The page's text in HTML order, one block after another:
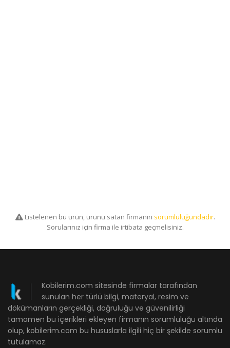
Listelenen bu ürün, ürünü satan firmanın sorumluluğundadır.
Sorularınız için firma ile irtibata geçmelisiniz.
Kobilerim.com sitesinde firmalar tarafından
sunulan her türlü bilgi, materyal, resim ve
dökümanların gerçekliği, doğruluğu ve güvenilirliği
tamamen bu içerikleri ekleyen firmanın sorumluluğu altında
olup, kobilerim.com bu hususlarla ilgili hiç bir şekilde sorumlu
tutulamaz.